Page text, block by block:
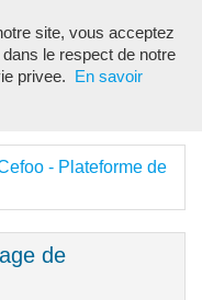
- Plateforme de
de
site, vous acceptez
le respect de notre
privee.
En savoir